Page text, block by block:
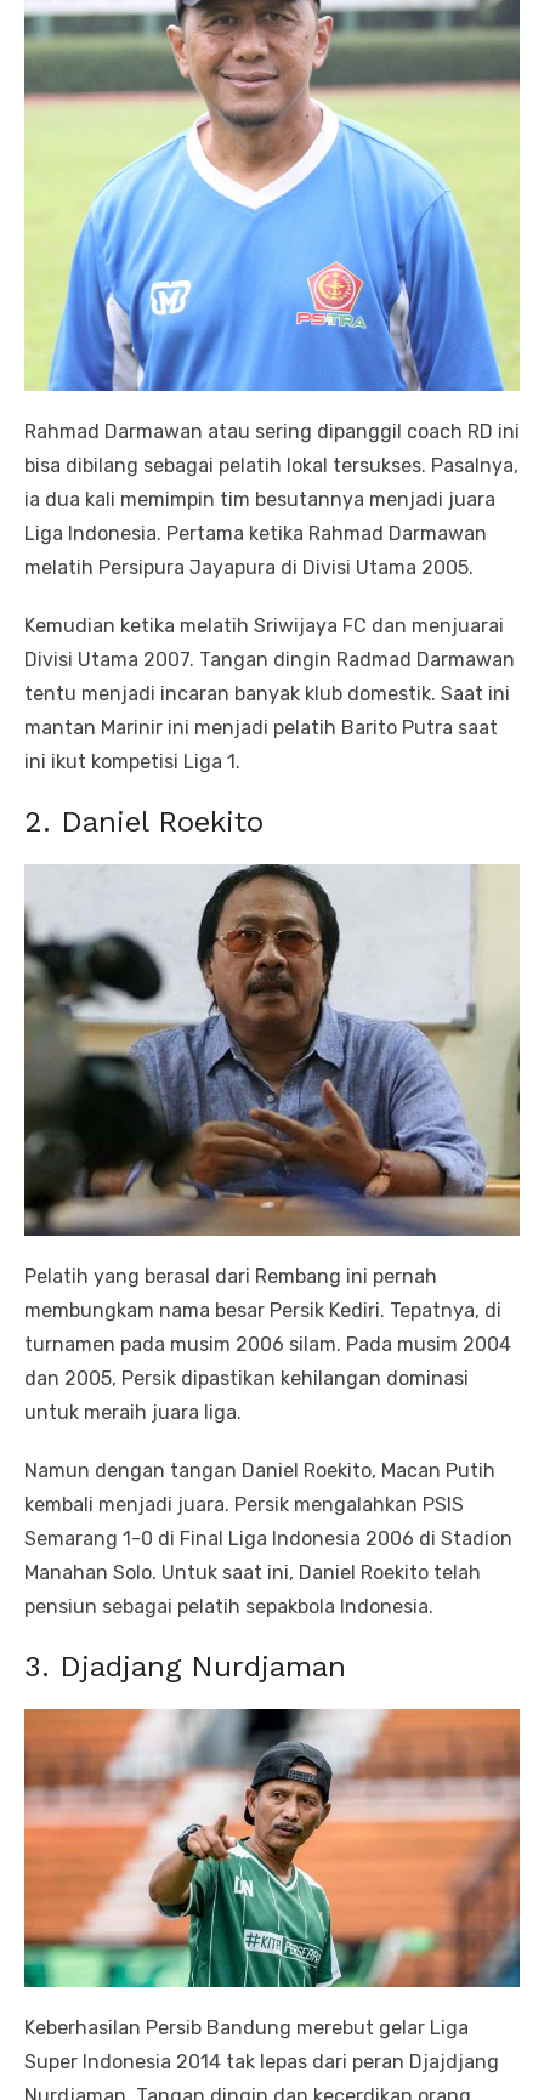
Rahmad Darmawan atau sering dipanggil coach RD ini
bisa dibilang sebagai pelatih lokal tersukses. Pasalnya,
ia dua kali memimpin tim besutannya menjadi juara
Liga Indonesia. Pertama ketika Rahmad Darmawan
melatih Persipura Jayapura di Divisi Utama 2005.
Kemudian ketika melatih Sriwijaya FC dan menjuarai
Divisi Utama 2007. Tangan dingin Radmad Darmawan
tentu menjadi incaran banyak klub domestik. Saat ini
mantan Marinir ini menjadi pelatih Barito Putra saat
ini ikut kompetisi Liga 1.
2. Daniel Roekito
Pelatih yang berasal dari Rembang ini pernah
membungkam nama besar Persik Kediri. Tepatnya, di
turnamen pada musim 2006 silam. Pada musim 2004
dan 2005, Persik dipastikan kehilangan dominasi
untuk meraih juara liga.
Namun dengan tangan Daniel Roekito, Macan Putih
kembali menjadi juara. Persik mengalahkan PSIS
Semarang 1-0 di Final Liga Indonesia 2006 di Stadion
Manahan Solo. Untuk saat ini, Daniel Roekito telah
pensiun sebagai pelatih sepakbola Indonesia.
3. Djadjang Nurdjaman
Keberhasilan Persib Bandung merebut gelar Liga
Super Indonesia 2014 tak lepas dari peran Djajdjang